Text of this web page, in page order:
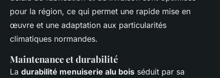
pour la région, ce qui permet une rapide mise en
œuvre et une adaptation aux particularités
climatiques normandes.
Maintenance et durabilité
La durabilité menuiserie alu bois séduit par sa